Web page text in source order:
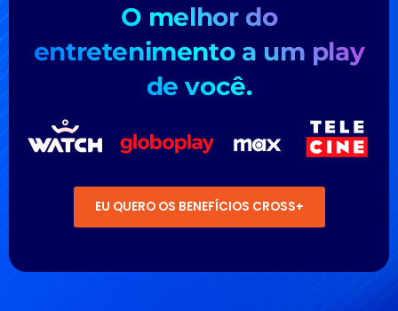
O melhor do
entretenimentoa um play
de você.
EU QUERO OS BENEFÍCIOS CROSS+